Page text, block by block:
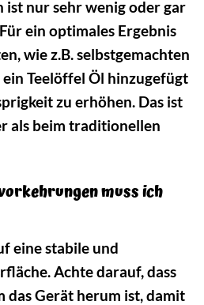
ist nur sehr wenig oder gar
ein optimales Ergebnis
wie z.B. selbstgemachten
ein Teelöffel Öl hinzugefügt
zu erhöhen. Das ist
als beim traditionellen
muss ich
eine stabile und
Achte darauf, dass
das Gerät herum ist, damit